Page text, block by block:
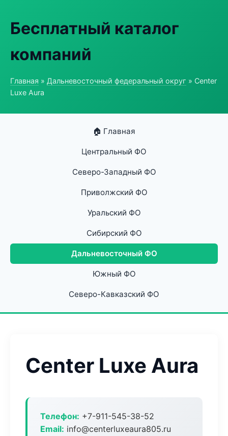
Бесплатный каталог
компаний
Главная » Дальневосточный федеральный округ » Center
Luxe Aura
🏠 Главная
Центральный ФО
Северо-Западный ФО
Приволжский ФО
Уральский ФО
Сибирский ФО
Дальневосточный ФО
Южный ФО
Северо-Кавказский ФО
Center Luxe Aura
Телефон: +7-911-545-38-52
Email: info@centerluxeaura805.ru